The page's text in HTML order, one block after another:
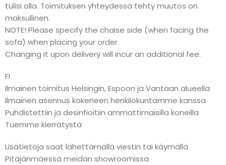
tulisi olla. Toimituksen yhteydessä tehty muutos on
maksullinen.
NOTE! Please specify the chaise side (when facing the
sofa) when placing your order.
Changing it upon delivery will incur an additional fee.
FI
Ilmainen toimitus Helsingin, Espoon ja Vantaan alueella
Ilmainen asennus kokeneen henkilökuntamme kanssa
Puhdistettiin ja desinfioitiin ammattimaisilla koneilla
Tuemme kierrätystä
Lisätietoja saat lähettämällä viestin tai käymällä
Pitäjänmäessä meidän showroomissa